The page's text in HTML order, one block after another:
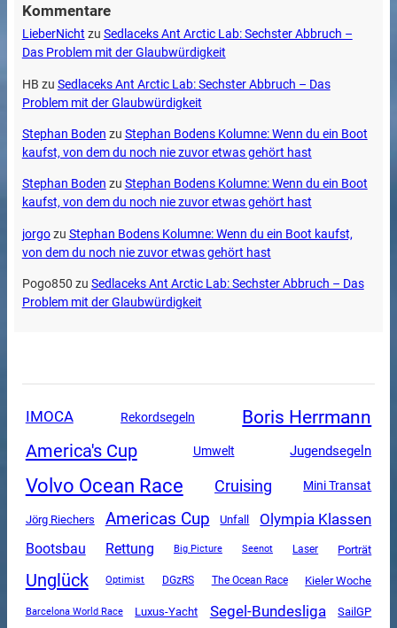
Kommentare
LieberNicht zu Sedlaceks Ant Arctic Lab: Sechster Abbruch –
Das Problem mit der Glaubwürdigkeit
HB zu Sedlaceks Ant Arctic Lab: Sechster Abbruch – Das
Problem mit der Glaubwürdigkeit
Stephan Boden zu Stephan Bodens Kolumne: Wenn du ein Boot
kaufst, von dem du noch nie zuvor etwas gehört hast
Stephan Boden zu Stephan Bodens Kolumne: Wenn du ein Boot
kaufst, von dem du noch nie zuvor etwas gehört hast
jorgozu Stephan Bodens Kolumne: Wenn du ein Boot kaufst,
von dem du noch nie zuvor etwas gehört hast
Pogo850 zu Sedlaceks Ant Arctic Lab: Sechster Abbruch – Das
Problem mit der Glaubwürdigkeit
IMOCA Rekordsegeln Boris Herrmann
America's Cup Umwelt Jugendsegeln
Volvo Ocean Race Cruising Mini Transat
Jörg Riechers Americas Cup Unfall Olympia Klassen
Bootsbau Rettung Big Picture Seenot Laser Porträt
Unglück Optimist DGzRS The Ocean Race Kieler Woche
Barcelona World Race Luxus-Yacht Segel-Bundesliga SailGP